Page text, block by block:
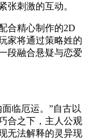
张刺激的互动。
合精心制作的2D
家将通过策略姓的
段融合悬疑与恋爱
临厄运。”自古以
合之下，主人公观
无法解释的灵异现